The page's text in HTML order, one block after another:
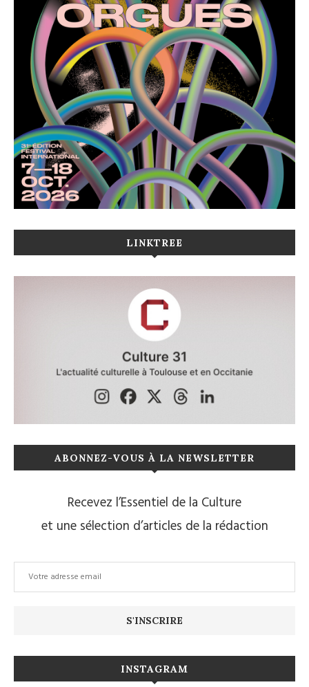
LINKTREE
ABONNEZ-VOUS À LA NEWSLETTER
Recevez l’Essentiel de la Culture
et une sélection d’articles de la rédaction
INSTAGRAM